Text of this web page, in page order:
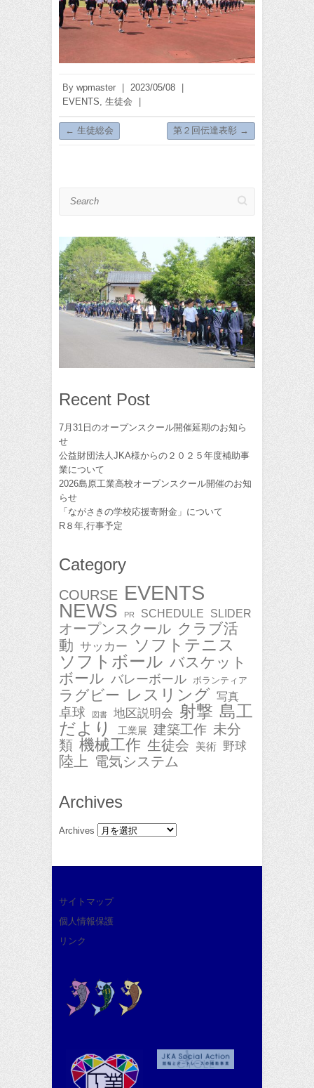
By wpmaster 2023/05/08
EVENTS 生徒会
← 生徒総会 第２回伝達表彰 →
Recent Post
7月31日のオープンスクール開催延期のお知ら
せ
公益財団法人JKA様からの２０２５年度補助事
業について
2026島原工業高校オープンスクール開催のお知
らせ
「ながさきの学校応援寄附金」について
R８年,行事予定
Category
COURSE EVENTS
NEWS PR SCHEDULE SLIDER
オープンスクール クラブ活
動 サッカー ソフトテニス
ソフトボール バスケット
ボール バレーボール ボランティア
ラグビー レスリング 写真
卓球 図書 地区説明会 射撃 島工
だより
工業展 建築工作 未分
類 機械工作 生徒会 美術 野球
陸上 電気システム
Archives
Archives
サイトマップ
個人情報保護
リンク